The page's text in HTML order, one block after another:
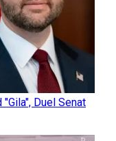
Duel Senat